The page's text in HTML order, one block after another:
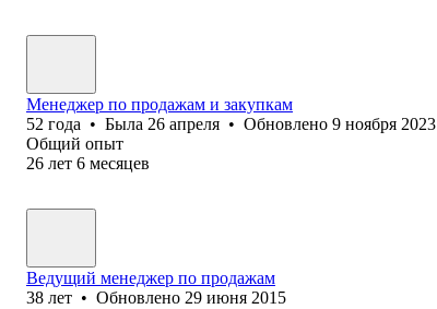
Менеджер по продажам и закупкам
52 года • Была 26 апреля • Обновлено 9 ноября 2023
Общий опыт
26 лет 6 месяцев
Ведущий менеджер по продажам
38 лет • Обновлено 29 июня 2015